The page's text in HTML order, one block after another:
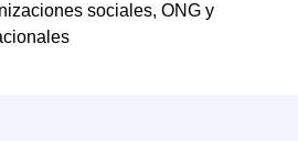
sociales, ONG y